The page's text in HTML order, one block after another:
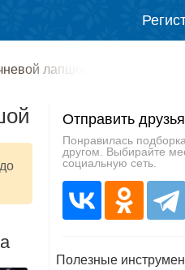
лапшой
Отправить
Понравилась
другом. Выбирайте
социальную сеть.
Полезные